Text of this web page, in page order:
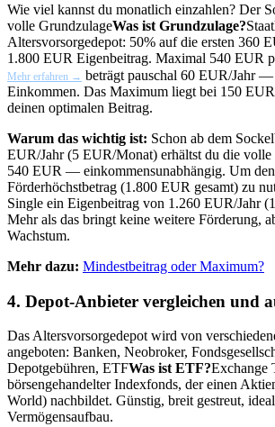
Wie viel kannst du monatlich einzahlen? Der
volle GrundzulageWas ist Grundzulage?
Altersvorsorgedepot: 50% auf die ersten 360
1.800 EUR Eigenbeitrag. Maximal 540 EUR
Mehr erfahren → beträgt pauschal 60 EUR/Jahr
Einkommen. Das Maximum liegt bei 150
deinen optimalen Beitrag.
Warum das wichtig ist: Schon ab dem
EUR/Jahr (5 EUR/Monat) erhältst du die volle
540 EUR — einkommensunabhängig. Um
Förderhöchstbetrag (1.800 EUR gesamt) zu
Single ein Eigenbeitrag von 1.260 EUR/Jahr
Mehr als das bringt keine weitere Förderung,
Wachstum.
Mehr dazu: Mindestbeitrag oder Maximum?
4. Depot-Anbieter vergleichen und
Das Altersvorsorgedepot wird von
angeboten: Banken, Neobroker,
Depotgebühren, ETFWas ist ETF?Exchange
börsengehandelter Indexfonds, der einen
World) nachbildet. Günstig, breit gestreut,
Vermögensaufbau.